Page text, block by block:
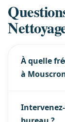
À quelle
à
petit